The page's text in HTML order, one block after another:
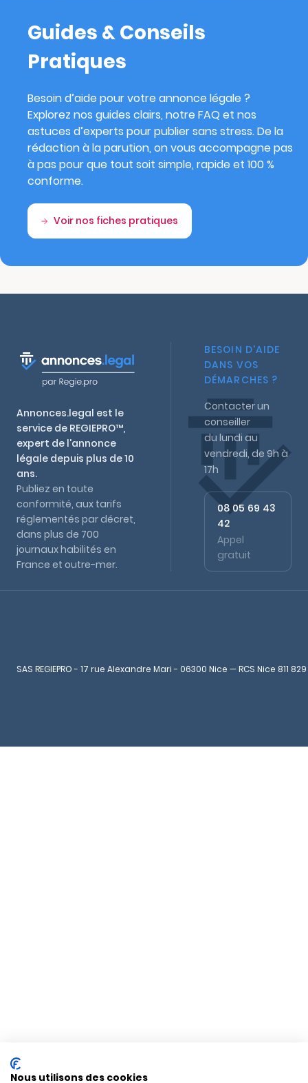
Guides & Conseils
Pratiques
Besoin d’aide pour votre annonce légale ?
Explorez nos guides clairs, notre FAQ et nos
astuces d’experts pour publier sans stress. De la
rédaction à la parution, on vous accompagne pas
à pas pour que tout soit simple, rapide et 100 %
conforme.
Voir nos fiches pratiques
Annonces.legal est le
service de REGIEPRO™,
expert de l'annonce
légale depuis plus de 10
ans.
Publiez en toute
conformité, aux tarifs
réglementés par décret,
dans plus de 700
journaux habilités en
France et outre-mer.
BESOIN D'AIDE
DANS VOS
DÉMARCHES ?
Contacter un
conseiller
du lundi au
vendredi, de 9h à
17h
08 05 69 43
42
Appel
gratuit
SAS REGIEPRO - 17 rue Alexandre Mari - 06300 Nice — RCS Nice 811
Nous utilisons des cookies